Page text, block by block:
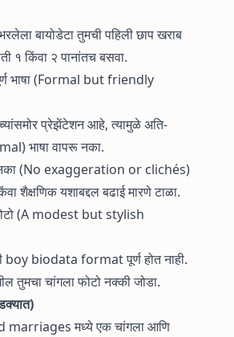
बायोडेटा तुमची पहिली छाप खराब
१ किंवा २ पानांतच बसवा.
भाषा (Formal but friendly
प्रेझेंटेशन आहे, त्यामुळे अति-
भाषा वापरू नका.
नका (No exaggeration or clichés)
शैक्षणिक यशाबद्दल बढाई मारणे टाळा.
(A modest but stylish
boy biodata format पूर्ण होत नाही.
तुमचा चांगला फोटो नक्की जोडा.
मध्ये एक चांगला आणि